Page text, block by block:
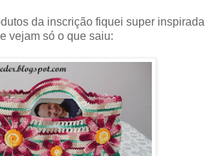
da inscrição fiquei super inspirada
e vejam só o que saiu: